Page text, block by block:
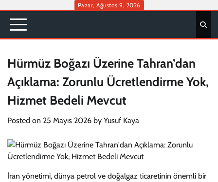
content
Pazar, Ağustos 9, 2026
Hürmüz Boğazı Üzerine Tahran’dan
Açıklama: Zorunlu Ücretlendirme Yok,
Hizmet Bedeli Mevcut
Posted on 25 Mayıs 2026 by Yusuf Kaya
İran yönetimi, dünya petrol ve doğalgaz ticaretinin önemli bir